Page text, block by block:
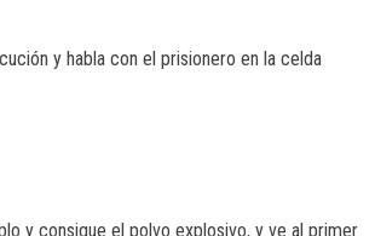
y habla con el prisionero en la celda
y consigue el polvo explosivo, y ve al primer